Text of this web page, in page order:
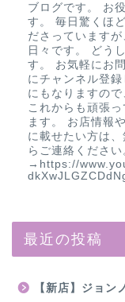
ブログです。 お
す。 毎日驚くほ
ださっています
日々です。 どう
す。 お気軽にお
にチャンネル登
にもなりますの
これからも頑張
ます。 お店情報
に載せたい方は
らご連絡くださ
→https://
最近の投稿
【新店】ジョン